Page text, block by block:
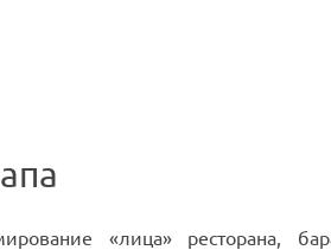
«лица» ресторана,